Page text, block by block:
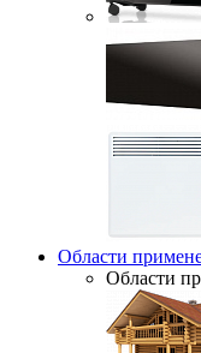
Области
Области